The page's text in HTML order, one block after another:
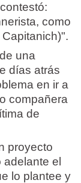
como
Capitanich)".
una
días atrás
en ir a
compañera
de
proyecto
el
lo plantee y